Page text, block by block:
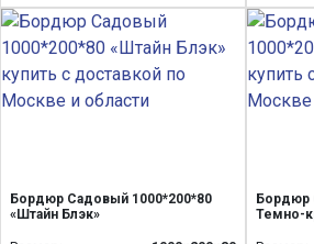
Бордюр Садовый 1000*200*80
«Штайн Блэк»
Бордюр
Темно-